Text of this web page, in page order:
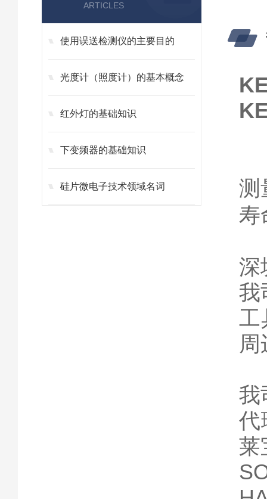
ARTICLES
使用误送检测仪的主要目的
光度计（照度计）的基本概念
红外灯的基础知识
下变频器的基础知识
硅片微电子技术领域名词
测
寿
深
我
工
我
代
莱